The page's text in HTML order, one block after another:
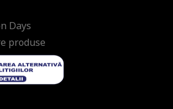
Days
produse